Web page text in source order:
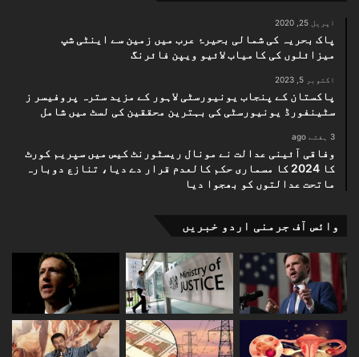
اپریل 25, 2020
پاک بحریہ کی شمالی بحیرۂ عرب میں زمین سے اینٹی شپ
میزائلوں کی کامیاب لائیو ویپن فائرنگ
اکتوبر 5, 2023
پاکستان کے پنجاب یونیورسٹی لاہور کے مزید سترہ پروفیسر ز
سٹینفورڈ یونیورسٹی کی بہترین محققین کی لسٹ میں شامل
3 ہفتے ago
وفاقی آئینی عدالت نے مونال ریسٹورنٹ کیس میں سپریم کورٹ
کا 2024 کا مسماری حکم کالعدم قرار دے دیا، تنازع دوبارہ
ماتحت عدالتوں کو بھجوا دیا
وائس آف جرمنی اردو خبریں